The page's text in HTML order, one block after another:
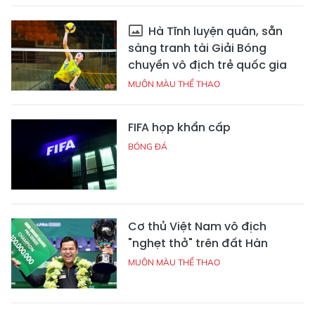
Hà Tĩnh luyện quân, sẵn
sàng tranh tài Giải Bóng
chuyền vô địch trẻ quốc gia
MUÔN MÀU THỂ THAO
FIFA họp khẩn cấp
BÓNG ĐÁ
Cơ thủ Việt Nam vô địch
"nghẹt thở" trên đất Hàn
MUÔN MÀU THỂ THAO